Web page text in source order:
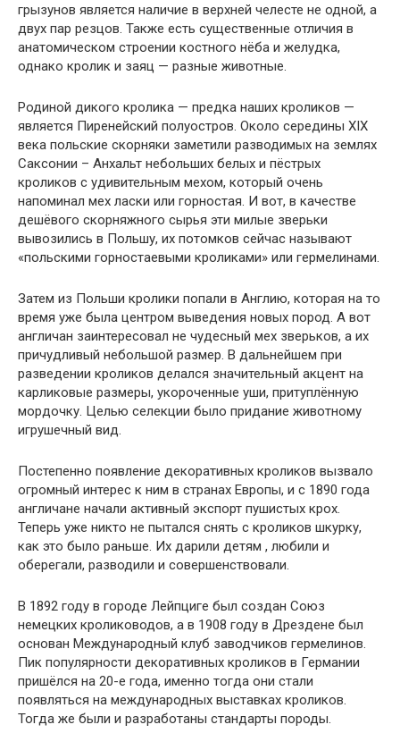
грызунов является наличие в верхней челесте не одной, а
двух пар резцов. Также есть существенные отличия в
анатомическом строении костного нёба и желудка,
однако кролик и заяц — разные животные.
Родиной дикого кролика — предка наших кроликов —
является Пиренейский полуостров. Около середины XIX
века польские скорняки заметили разводимых на землях
Саксонии – Анхальт небольших белых и пёстрых
кроликов с удивительным мехом, который очень
напоминал мех ласки или горностая. И вот, в качестве
дешёвого скорняжного сырья эти милые зверьки
вывозились в Польшу, их потомков сейчас называют
«польскими горностаевыми кроликами» или гермелинами.
Затем из Польши кролики попали в Англию, которая на то
время уже была центром выведения новых пород. А вот
англичан заинтересовал не чудесный мех зверьков, а их
причудливый небольшой размер. В дальнейшем при
разведении кроликов делался значительный акцент на
карликовые размеры, укороченные уши, притуплённую
мордочку. Целью селекции было придание животному
игрушечный вид.
Постепенно появление декоративных кроликов вызвало
огромный интерес к ним в странах Европы, и с 1890 года
англичане начали активный экспорт пушистых крох.
Теперь уже никто не пытался снять с кроликов шкурку,
как это было раньше. Их дарили детям , любили и
оберегали, разводили и совершенствовали.
В 1892 году в городе Лейпциге был создан Союз
немецких кролиководов, а в 1908 году в Дрездене был
основан Международный клуб заводчиков гермелинов.
Пик популярности декоративных кроликов в Германии
пришёлся на 20-е года, именно тогда они стали
появляться на международных выставках кроликов.
Тогда же были и разработаны стандарты породы.